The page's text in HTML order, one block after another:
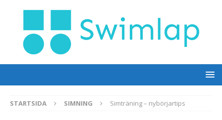
STARTSIDA SIMNING Simträning – nybörjartips